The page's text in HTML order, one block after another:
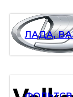
ЛАДА,